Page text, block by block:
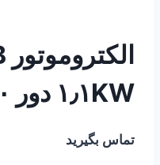
۱٫۱KW دور ۹۰۰
تماس بگیرید